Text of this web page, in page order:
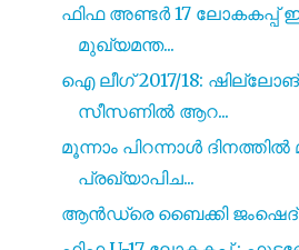
ഫിഫ അണ്ടർ 17 ലോകകപ്പ്
മുഖ്യമന്ത...
ഐ ലീഗ് 2017/18:
സീസണിൽ ആറ...
മൂന്നാം പിറന്നാൾ
പ്രഖ്യാപിച...
ആൻഡ്രെ ബൈക്കി